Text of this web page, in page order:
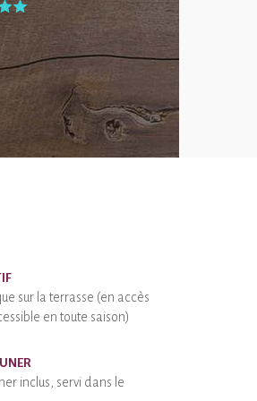
sur la terrasse (en accès
en toute saison)
inclus, servi dans le